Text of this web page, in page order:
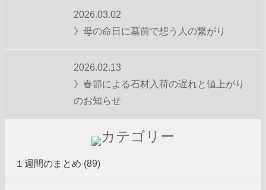
2026.03.02
》母の命日に墓前で想う人の繋がり
2026.02.13
》春節による石材入荷の遅れと値上がり
のお知らせ
１週間のまとめ (89)